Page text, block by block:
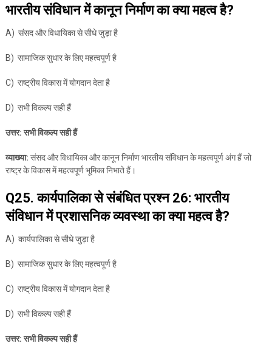
भारतीय संविधान में कानून निर्माण का क्या महत्व है?
A) संसद और विधायिका से सीधे जुड़ा है
B) सामाजिक सुधार के लिए महत्वपूर्ण है
C) राष्ट्रीय विकास में योगदान देता है
D) सभी विकल्प सही हैं
उत्तर: सभी विकल्प सही हैं
व्याख्या: संसद और विधायिका और कानून निर्माण भारतीय संविधान के महत्वपूर्ण अंग हैं जो
राष्ट्र के विकास में महत्वपूर्ण भूमिका निभाते हैं।
Q25. कार्यपालिका से संबंधित प्रश्न 26: भारतीय
संविधान में प्रशासनिक व्यवस्था का क्या महत्व है?
A) कार्यपालिका से सीधे जुड़ा है
B) सामाजिक सुधार के लिए महत्वपूर्ण है
C) राष्ट्रीय विकास में योगदान देता है
D) सभी विकल्प सही हैं
उत्तर: सभी विकल्प सही हैं